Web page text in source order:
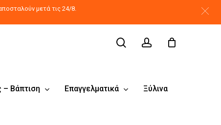
μετά τις 24/8.
– Βάπτιση Επαγγελματικά Ξύλινα